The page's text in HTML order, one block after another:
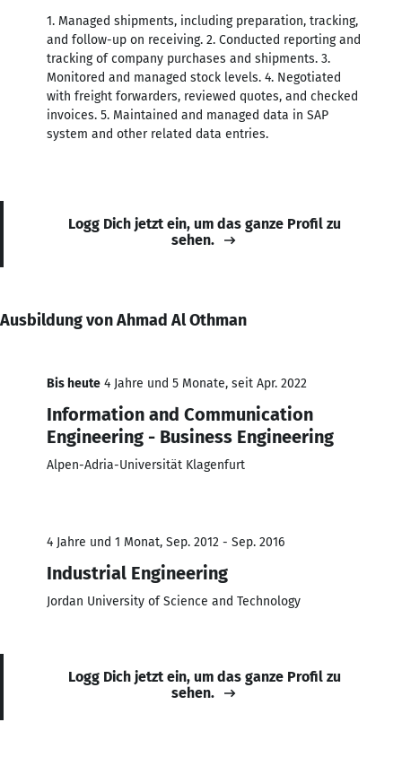
1. Managed shipments, including preparation, tracking,
and follow-up on receiving. 2. Conducted reporting and
tracking of company purchases and shipments. 3.
Monitored and managed stock levels. 4. Negotiated
with freight forwarders, reviewed quotes, and checked
invoices. 5. Maintained and managed data in SAP
system and other related data entries.
Logg Dich jetzt ein, um das ganze Profil zu
sehen.
Ausbildung von Ahmad Al Othman
Bis heute 4 Jahre und 5 Monate, seit Apr. 2022
Information and Communication
Engineering - Business Engineering
Alpen-Adria-Universität Klagenfurt
4 Jahre und 1 Monat, Sep. 2012 - Sep. 2016
Industrial Engineering
Jordan University of Science and Technology
Logg Dich jetzt ein, um das ganze Profil zu
sehen.